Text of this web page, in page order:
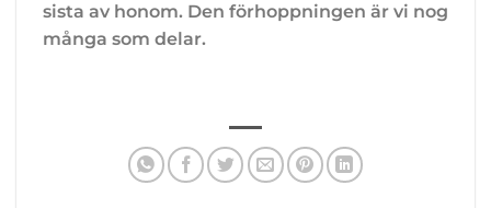
sista av honom. Den förhoppningen är vi nog
många som delar.